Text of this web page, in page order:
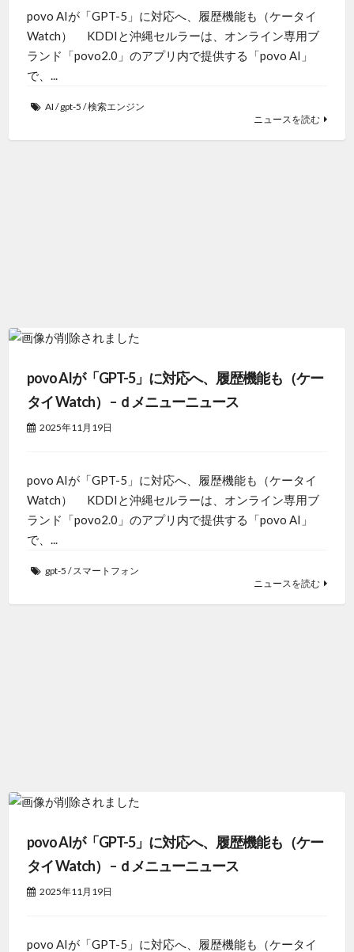
povo AIが「GPT-5」に対応へ、履歴機能も（ケータイ
Watch） KDDIと沖縄セルラーは、オンライン専用ブ
ランド「povo2.0」のアプリ内で提供する「povo AI」
で、...
AI /gpt-5 /検索エンジン
ニュースを読む
povo AIが「GPT-5」に対応へ、履歴機能も（ケー
タイ Watch） – ｄメニューニュース
2025年11月19日
povo AIが「GPT-5」に対応へ、履歴機能も（ケータイ
Watch） KDDIと沖縄セルラーは、オンライン専用ブ
ランド「povo2.0」のアプリ内で提供する「povo AI」
で、...
gpt-5 / スマートフォン
ニュースを読む
povo AIが「GPT-5」に対応へ、履歴機能も（ケー
タイ Watch） – ｄメニューニュース
2025年11月19日
povo AIが「GPT-5」に対応へ、履歴機能も（ケータイ